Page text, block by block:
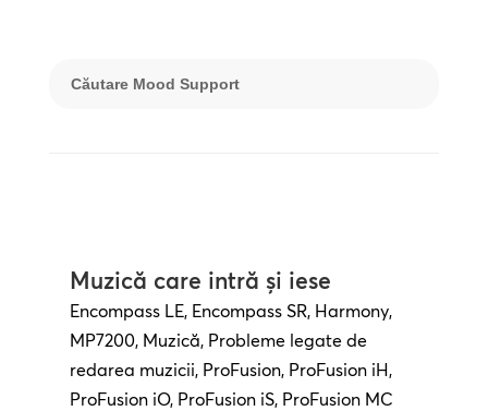
Muzică care intră și iese
Encompass LE, Encompass SR, Harmony,
MP7200, Muzică, Probleme legate de
redarea muzicii, ProFusion, ProFusion iH,
ProFusion iO, ProFusion iS, ProFusion MC